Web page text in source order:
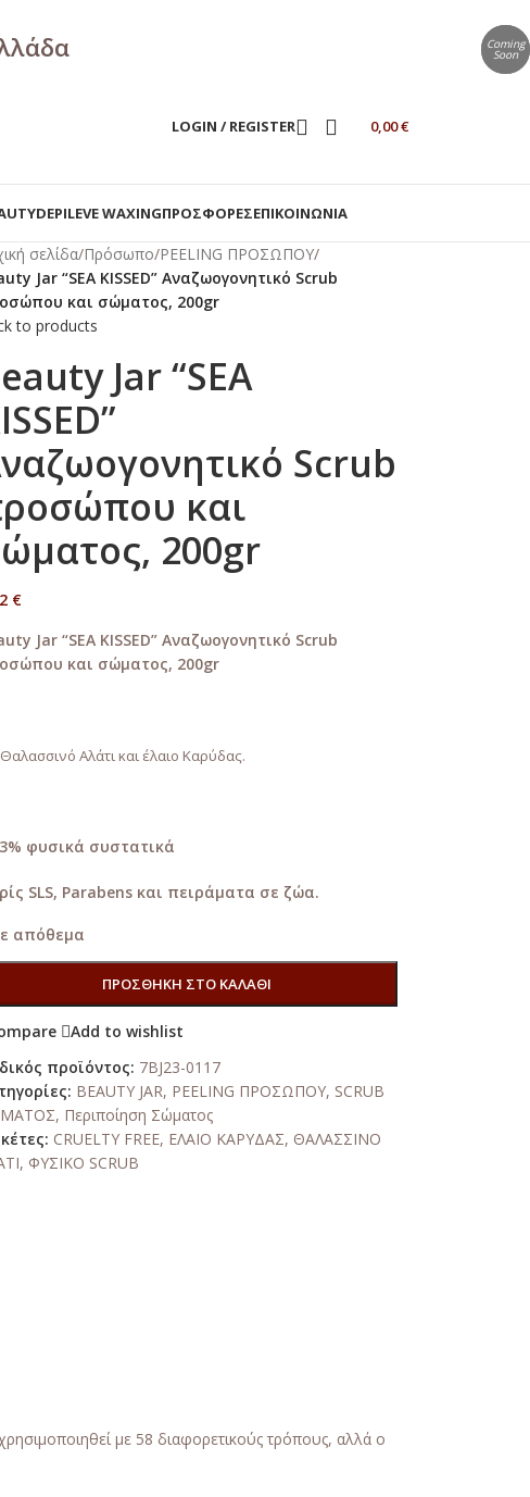
LOGIN / REGISTER 0,00€
DEPILEVE WAXINGΠΡΟΣΦΟΡΕΣΕΠΙΚΟΙΝΩΝΙΑ
σελίδα/Πρόσωπο/PEELING ΠΡΟΣΩΠΟΥ/
Jar “SEA KISSED” Αναζωογονητικό Scrub
και σώματος, 200gr
to products
Jar “SEA
Scrub
και
200gr
€
Jar “SEA KISSED” Αναζωογονητικό Scrub
και σώματος, 200gr
Αλάτι και έλαιο Καρύδας.
φυσικά συστατικά
SLS, Parabens και πειράματα σε ζώα.
απόθεμα
ΠΡΟΣΘΉΚΗ ΣΤΟ ΚΑΛΆΘΙ
Add to wishlist
προϊόντος: 7BJ23-0117
BEAUTY JAR, PEELING ΠΡΟΣΩΠΟΥ, SCRUB
, Περιποίηση Σώματος
CRUELTY FREE, ΕΛΑΙΟ ΚΑΡΥΔΑΣ, ΘΑΛΑΣΣΙΝΟ
, ΦΥΣΙΚΟ SCRUB
με 58 διαφορετικούς τρόπους, αλλά ο
Coming
Soon
Coming
Soon